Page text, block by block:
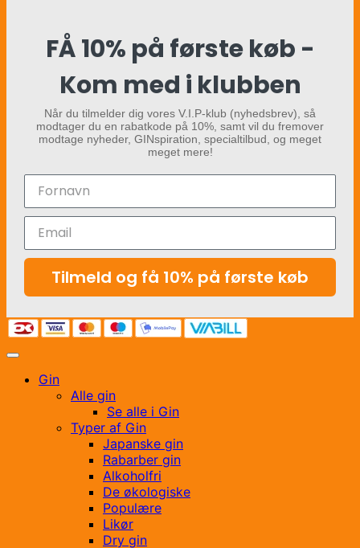
FÅ 10% på første køb -
Kom med i klubben
Når du tilmelder dig vores V.I.P-klub (nyhedsbrev), så
modtager du en rabatkode på 10%, samt vil du fremover
modtage nyheder, GINspiration, specialtilbud, og meget
meget mere!
Tilmeld og få 10% på første køb
Gin
Alle gin
Se alle i Gin
Typer af Gin
Japanske gin
Rabarber gin
Alkoholfri
De økologiske
Populære
Likør
Dry gin